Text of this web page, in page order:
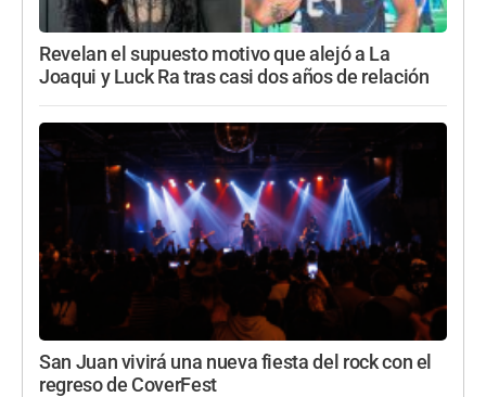
Revelan el supuesto motivo que alejó a La
Joaqui y Luck Ra tras casi dos años de relación
San Juan vivirá una nueva fiesta del rock con el
regreso de CoverFest